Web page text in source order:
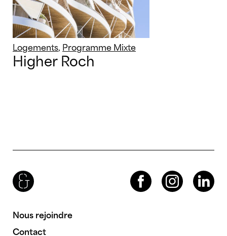
Logements, Programme Mixte
Higher Roch
Nous rejoindre
Contact